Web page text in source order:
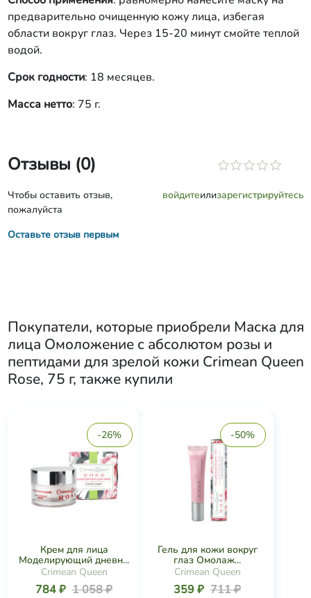
предварительно очищенную кожу лица, избегая
области вокруг глаз. Через 15-20 минут смойте теплой
водой.
Срок годности: 18 месяцев.
Масса нетто: 75 г.
Отзывы (0)
Чтобы оставить отзыв,
пожалуйста
войдитеилизарегистрируйтесь
Оставьте отзыв первым
Покупатели, которые приобрели Маска для
лица Омоложение с абсолютом розы и
пептидами для зрелой кожи Crimean Queen
Rose, 75 г, также купили
-26%
Крем для лица
Моделирующий дневн...
Crimean Queen
784 ₽ 1 058 ₽
-50%
Гель для кожи вокруг
глаз Омолаж...
Crimean Queen
359 ₽ 711 ₽